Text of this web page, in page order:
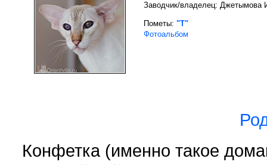
Заводчик/владелец: Джетымова
Пометы: "T"
Фотоальбом
Конфетка (именно такое